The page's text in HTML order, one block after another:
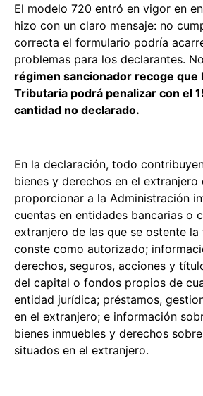
El modelo 720 entró en vigor en
hizo con un claro mensaje: no
correcta el formulario podría
problemas para los declarantes.
régimen sancionador recoge que
Tributaria podrá penalizar con el
cantidad no declarado.
En la declaración, todo
bienes y derechos en el extranjero
proporcionar a la Administración
cuentas en entidades bancarias o
extranjero de las que se ostente
conste como autorizado;
derechos, seguros, acciones y
del capital o fondos propios de
entidad jurídica; préstamos,
en el extranjero; e información
bienes inmuebles y derechos
situados en el extranjero.